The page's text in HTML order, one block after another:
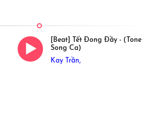
[Beat] Tết Đong Đầy - (Tone
Song Ca)
Kay Trần,